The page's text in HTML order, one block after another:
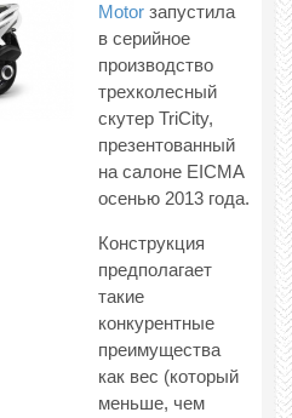
Motor запустила
в серийное
производство
трехколесный
скутер TriCity,
презентованный
на салоне EICMA
осенью 2013 года.
Конструкция
предполагает
такие
конкурентные
преимущества
как вес (который
меньше, чем